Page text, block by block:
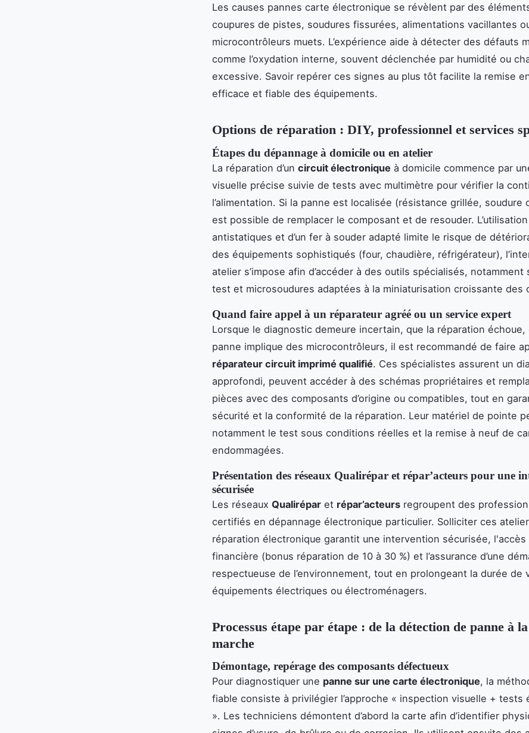
Les causes pannes carte électronique se révèlent par des
coupures de pistes, soudures fissurées, alimentations vacillantes
microcontrôleurs muets. L’expérience aide à détecter des défauts
comme l’oxydation interne, souvent déclenchée par humidité ou
excessive. Savoir repérer ces signes au plus tôt facilite la remise
efficace et fiable des équipements.
Options de réparation : DIY, professionnel et services
Étapes du dépannage à domicile ou en atelier
La réparation d’un circuit électronique à domicile commence par
visuelle précise suivie de tests avec multimètre pour vérifier la
l’alimentation. Si la panne est localisée (résistance grillée, soudure
est possible de remplacer le composant et de resouder.
antistatiques et d’un fer à souder adapté limite le risque de
des équipements sophistiqués (four, chaudière, réfrigérateur),
atelier s’impose afin d’accéder à des outils spécialisés, notamment
test et microsoudures adaptées à la miniaturisation croissante des
Quand faire appel à un réparateur agréé ou un service expert
Lorsque le diagnostic demeure incertain, que la réparation échoue,
panne implique des microcontrôleurs, il est recommandé de faire
réparateur circuit imprimé qualifié. Ces spécialistes assurent un
approfondi, peuvent accéder à des schémas propriétaires et
pièces avec des composants d’origine ou compatibles, tout en
sécurité et la conformité de la réparation. Leur matériel de pointe
notamment le test sous conditions réelles et la remise à neuf de
endommagées.
Présentation des réseaux Qualirépar et répar’acteurs pour une
sécurisée
Les réseaux Qualirépar et répar’acteurs regroupent des
certifiés en dépannage électronique particulier. Solliciter ces
réparation électronique garantit une intervention sécurisée, l'accès
financière (bonus réparation de 10 à 30 %) et l’assurance d’une
respectueuse de l’environnement, tout en prolongeant la durée de
équipements électriques ou électroménagers.
Processus étape par étape : de la détection de panne à
marche
Démontage, repérage des composants défectueux
Pour diagnostiquer une panne sur une carte électronique, la
fiable consiste à privilégier l’approche « inspection visuelle + tests
». Les techniciens démontent d’abord la carte afin d’identifier